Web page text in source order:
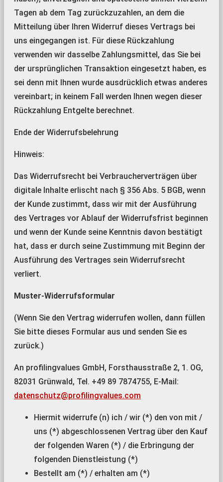
Tagen ab dem Tag zurückzuzahlen, an dem die
Mitteilung über Ihren Widerruf dieses Vertrags bei
uns eingegangen ist. Für diese Rückzahlung
verwenden wir dasselbe Zahlungsmittel, das Sie bei
der ursprünglichen Transaktion eingesetzt haben, es
sei denn mit Ihnen wurde ausdrücklich etwas anderes
vereinbart; in keinem Fall werden Ihnen wegen dieser
Rückzahlung Entgelte berechnet.
Ende der Widerrufsbelehrung
Hinweis:
Das Widerrufsrecht bei Verbraucherverträgen über
digitale Inhalte erlischt nach § 356 Abs. 5 BGB, wenn
der Kunde zustimmt, dass wir mit der Ausführung
des Vertrages vor Ablauf der Widerrufsfrist beginnen
und wenn der Kunde seine Kenntnis davon bestätigt
hat, dass er durch seine Zustimmung mit Beginn der
Ausführung des Vertrages sein Widerrufsrecht
verliert.
Muster-Widerrufsformular
(Wenn Sie den Vertrag widerrufen wollen, dann füllen
Sie bitte dieses Formular aus und senden Sie es
zurück.)
An profilingvalues GmbH, Forsthausstraße 2, 1. OG,
82031 Grünwald, Tel. +49 89 7874755, E-Mail:
datenschutz@profilingvalues.com
Hiermit widerrufe (n) ich / wir (*) den von mit /
uns (*) abgeschlossenen Vertrag über den Kauf
der folgenden Waren (*) / die Erbringung der
folgenden Dienstleistung (*)
Bestellt am (*) / erhalten am (*)